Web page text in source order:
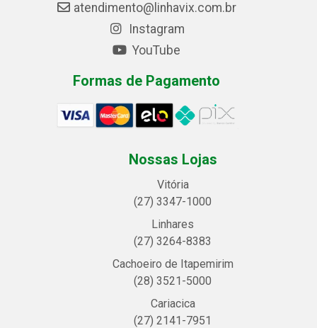
atendimento@linhavix.com.br
Instagram
YouTube
Formas de Pagamento
Nossas Lojas
Vitória
(27) 3347-1000
Linhares
(27) 3264-8383
Cachoeiro de Itapemirim
(28) 3521-5000
Cariacica
(27) 2141-7951